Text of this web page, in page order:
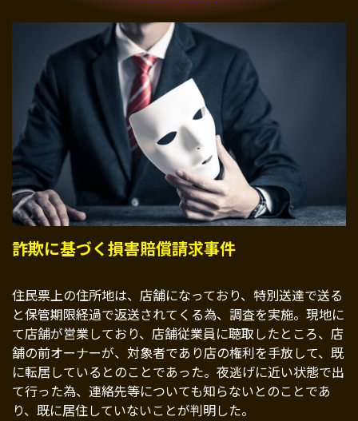
詐欺に基づく損害賠償請求事件
住民票上の住所地は、店舗になっており、特別送達で送る
と保管期限経過で返送されてくる為、調査を実施。現地に
て店舗が営業しており、店舗従業員に聴取したところ、店
舗の前オーナーが、対象者であり店の権利を手放して、既
に転居しているとのことであった。夜逃げに近い状態で出
て行った為、連絡先等についても知らないとのことであ
り、既に居住していないことが判明した。